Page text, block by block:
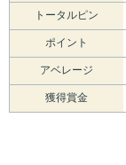
トータルピン
ポイント
アベレージ
獲得賞金